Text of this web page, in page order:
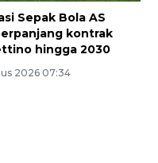
Sepak Bola AS
kontrak
hingga 2030
2026 07:34
Awas
2026-08-